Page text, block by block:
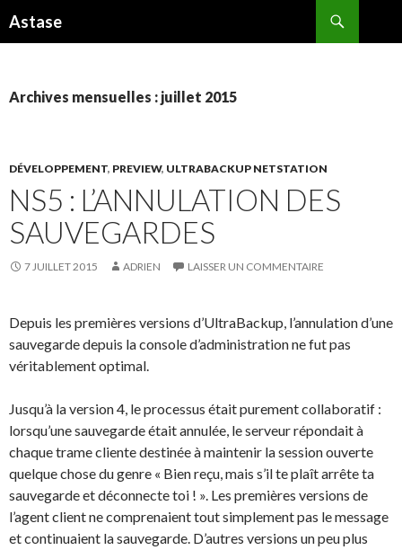
Astase
Archives mensuelles : juillet 2015
DÉVELOPPEMENT, PREVIEW, ULTRABACKUP NETSTATION
NS5 : L’ANNULATION DES
SAUVEGARDES
7 JUILLET 2015 ADRIEN LAISSER UN COMMENTAIRE
Depuis les premières versions d’UltraBackup, l’annulation d’une
sauvegarde depuis la console d’administration ne fut pas
véritablement optimal.
Jusqu’à la version 4, le processus était purement collaboratif :
lorsqu’une sauvegarde était annulée, le serveur répondait à
chaque trame cliente destinée à maintenir la session ouverte
quelque chose du genre « Bien reçu, mais s’il te plaît arrête ta
sauvegarde et déconnecte toi ! ». Les premières versions de
l’agent client ne comprenaient tout simplement pas le message
et continuaient la sauvegarde. D’autres versions un peu plus